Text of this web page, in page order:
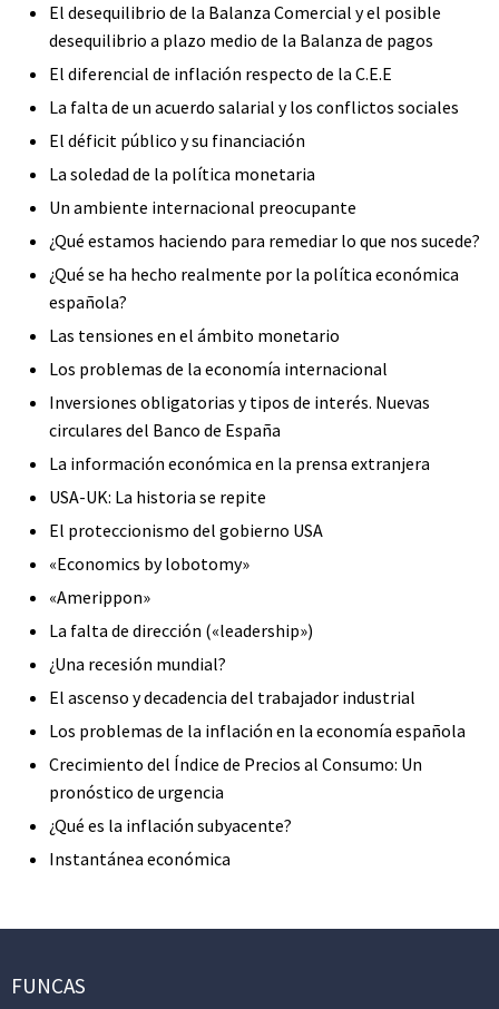
El desequilibrio de la Balanza Comercial y el posible
desequilibrio a plazo medio de la Balanza de pagos
El diferencial de inflación respecto de la C.E.E
La falta de un acuerdo salarial y los conflictos sociales
El déficit público y su financiación
La soledad de la política monetaria
Un ambiente internacional preocupante
¿Qué estamos haciendo para remediar lo que nos sucede?
¿Qué se ha hecho realmente por la política económica
española?
Las tensiones en el ámbito monetario
Los problemas de la economía internacional
Inversiones obligatorias y tipos de interés. Nuevas
circulares del Banco de España
La información económica en la prensa extranjera
USA-UK: La historia se repite
El proteccionismo del gobierno USA
«Economics by lobotomy»
«Amerippon»
La falta de dirección («leadership»)
¿Una recesión mundial?
El ascenso y decadencia del trabajador industrial
Los problemas de la inflación en la economía española
Crecimiento del Índice de Precios al Consumo: Un
pronóstico de urgencia
¿Qué es la inflación subyacente?
Instantánea económica
FUNCAS